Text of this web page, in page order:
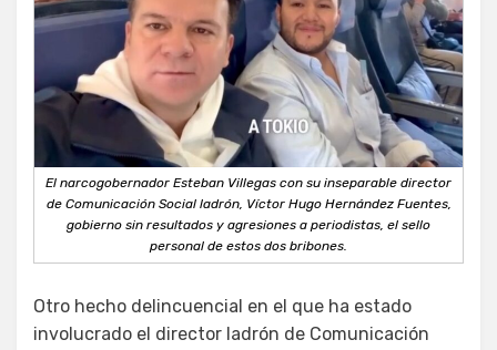
El narcogobernador Esteban Villegas con su inseparable director
de Comunicación Social ladrón, Víctor Hugo Hernández Fuentes,
gobierno sin resultados y agresiones a periodistas, el sello
personal de estos dos bribones.
Otro hecho delincuencial en el que ha estado
involucrado el director ladrón de Comunicación